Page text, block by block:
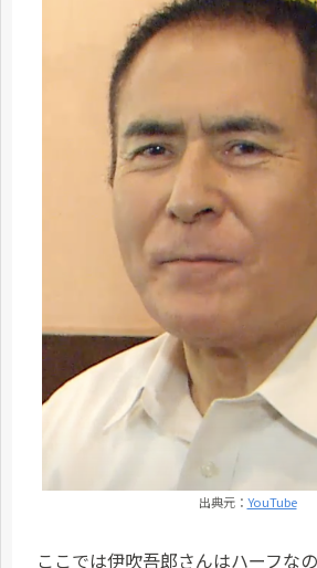
出典元： YouTube
ここでは伊吹吾郎さんはハーフな